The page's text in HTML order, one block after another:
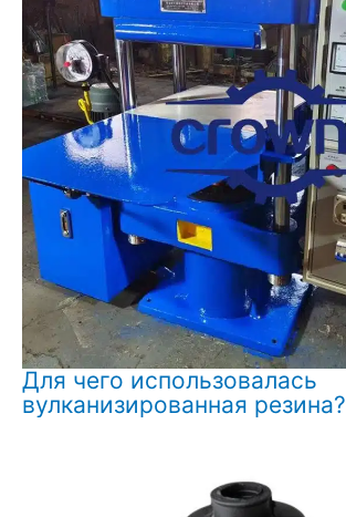
Для чего использовалась
вулканизированная резина?